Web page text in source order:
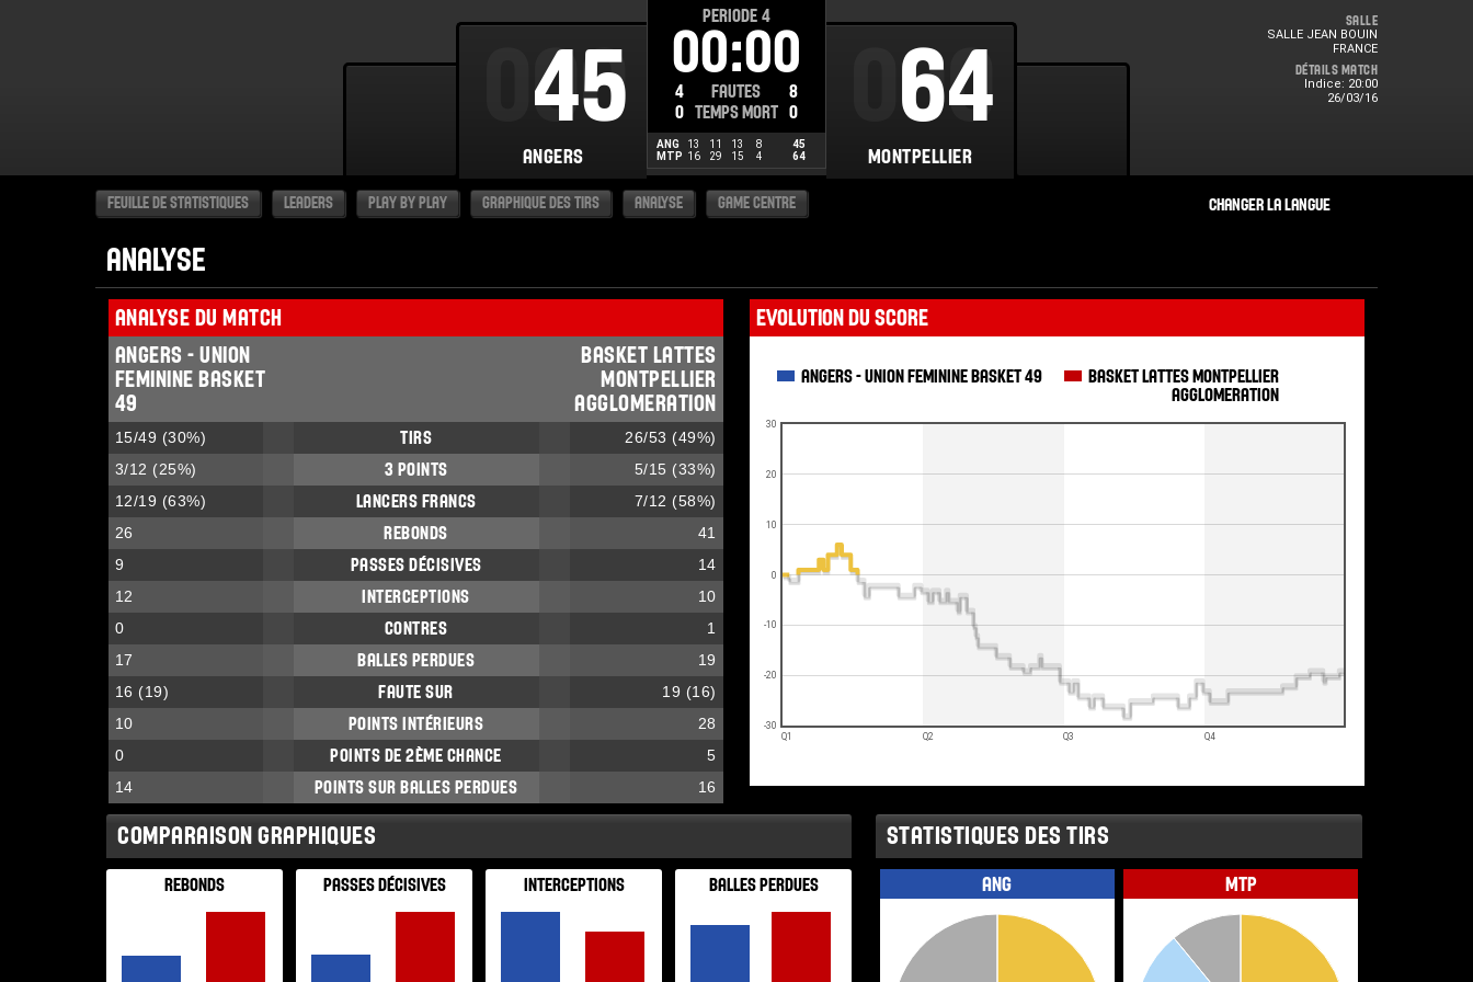
000
45
ANGERS
000
64
MONTPELLIER
Salle
SALLE JEAN BOUIN
FRANCE
Détails Match
Indice: 20:00
26/03/16
PERIODE 4
00:00
4 FAUTES
8
0 TEMPS MORT 0
ANG 13 11 13 8
45
MTP 16 29 15 4 64
FEUILLE DE STATISTIQUES LEADERS PLAY BY PLAY GRAPHIQUE DES TIRS ANALYSE GAME CENTRE
ANALYSE
ANALYSE DU MATCH
ANGERS - UNION
FEMININE BASKET
49
BASKET LATTES
MONTPELLIER
AGGLOMERATION
15/49 (30%) TIRS 26/53 (49%)
3/12 (25%) 3 POINTS 5/15 (33%)
12/19 (63%) LANCERS FRANCS 7/12 (58%)
26
REBONDS
41
9
PASSES DÉCISIVES
14
12
INTERCEPTIONS
10
0
CONTRES
1
17
BALLES PERDUES
19
16 (19) FAUTE SUR 19 (16)
10
POINTS INTÉRIEURS
28
0
POINTS DE 2ÈME CHANCE
5
14
POINTS SUR BALLES PERDUES 16
Evolution du score
ANGERS - UNION FEMININE BASKET 49
BASKET LATTES MONTPELLIER
AGGLOMERATION
Q1 Q2 Q3 Q4
0
10
20
30
-30
-20
-10
COMPARAISON GRAPHIQUES
REBONDS PASSES DÉCISIVES INTERCEPTIONS BALLES PERDUES
STATISTIQUES DES TIRS
ANG MTP